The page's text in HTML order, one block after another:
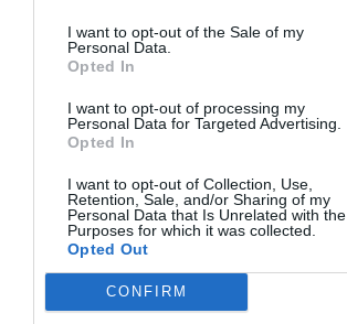
I want to opt-out of the Sale of my
Personal Data.
Opted In
I want to opt-out of processing my
Personal Data for Targeted Advertising.
Opted In
I want to opt-out of Collection, Use,
Retention, Sale, and/or Sharing of my
Personal Data that Is Unrelated with the
Purposes for which it was collected.
Opted Out
CONFIRM
időszakot az oktatási
miniszter
CSÍKSZÉK,HÍRLISTA
környékén értékesített
kábítószerek miatt